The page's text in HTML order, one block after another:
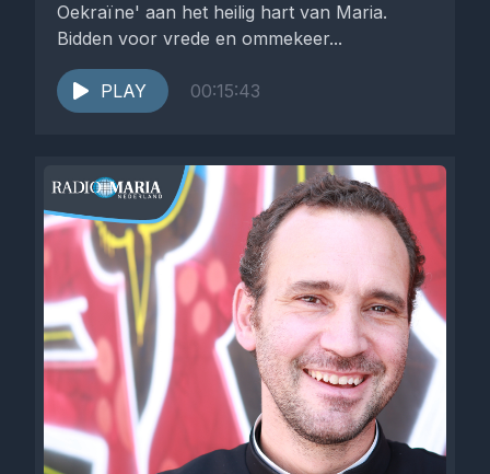
Oekraïne' aan het heilig hart van Maria.
Bidden voor vrede en ommekeer...
PLAY 00:15:43